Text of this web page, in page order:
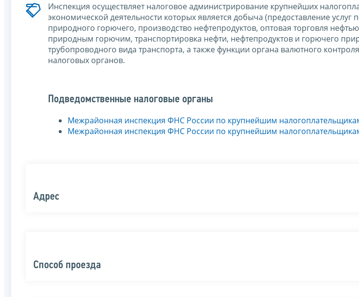
Инспекция осуществляет налоговое администрирование крупнейших
экономической деятельности которых является добыча (предоставление услуг
природного горючего, производство нефтепродуктов, оптовая торговля
природным горючим, транспортировка нефти, нефтепродуктов и горючего
трубопроводного вида транспорта, а также функции органа валютного
налоговых органов.
Подведомственные налоговые органы
Межрайонная инспекция ФНС России по крупнейшим
Межрайонная инспекция ФНС России по крупнейшим
Адрес
Способ проезда